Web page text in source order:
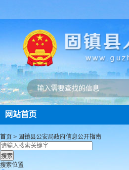
网站首页
首页 > 固镇县公安局政府信息公开指南
搜索位置